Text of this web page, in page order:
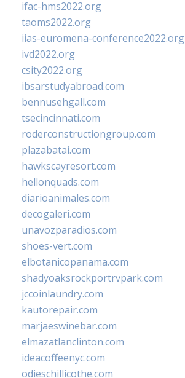
ifac-hms2022.org
taoms2022.org
iias-euromena-conference2022.org
ivd2022.org
csity2022.org
ibsarstudyabroad.com
bennusehgall.com
tsecincinnati.com
roderconstructiongroup.com
plazabatai.com
hawkscayresort.com
hellonquads.com
diarioanimales.com
decogaleri.com
unavozparadios.com
shoes-vert.com
elbotanicopanama.com
shadyoaksrockportrvpark.com
jccoinlaundry.com
kautorepair.com
marjaeswinebar.com
elmazatlanclinton.com
ideacoffeenyc.com
odieschillicothe.com